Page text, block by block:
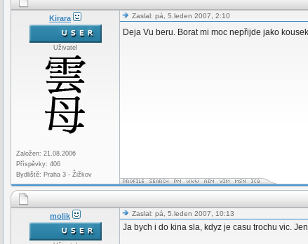
Kirara
Uživatel
Založen: 21.08.2006
Příspěvky: 406
Bydliště: Praha 3 - Žižkov
Zaslal: pá, 5.leden 2007, 2:10
Deja Vu beru. Borat mi moc nepřijde jako
molik Zaslal: pá, 5.leden 2007, 10:13
Ja bych i do kina sla, kdyz je casu trochu vic.